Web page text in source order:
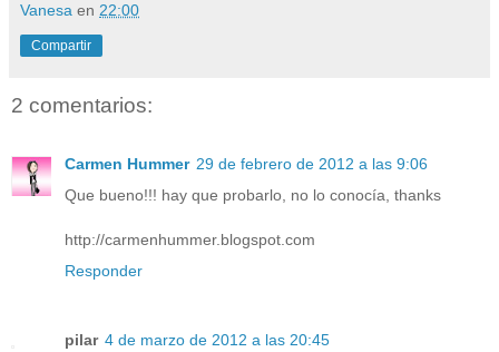
Vanesa en 22:00
Compartir
2 comentarios:
Carmen Hummer 29 de febrero de 2012 a las 9:06
Que bueno!!! hay que probarlo, no lo conocía, thanks
http://carmenhummer.blogspot.com
Responder
pilar 4 de marzo de 2012 a las 20:45